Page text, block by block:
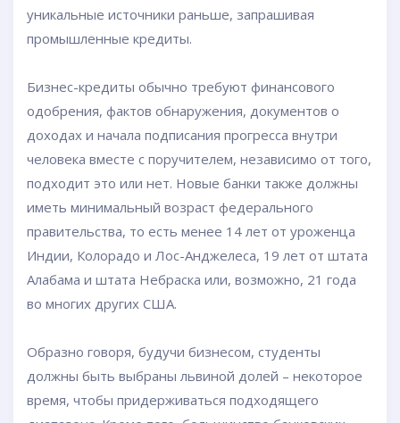
уникальные источники раньше, запрашивая
промышленные кредиты.
Бизнес-кредиты обычно требуют финансового
одобрения, фактов обнаружения, документов о
доходах и начала подписания прогресса внутри
человека вместе с поручителем, независимо от того,
подходит это или нет. Новые банки также должны
иметь минимальный возраст федерального
правительства, то есть менее 14 лет от уроженца
Индии, Колорадо и Лос-Анджелеса, 19 лет от штата
Алабама и штата Небраска или, возможно, 21 года
во многих других США.
Образно говоря, будучи бизнесом, студенты
должны быть выбраны львиной долей – некоторое
время, чтобы придерживаться подходящего